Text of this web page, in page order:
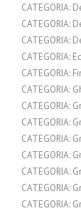
CATEGORIA:
CATEGORIA:
CATEGORIA:
CATEGORIA:
CATEGORIA:
CATEGORIA:
CATEGORIA:
CATEGORIA:
CATEGORIA:
CATEGORIA:
CATEGORIA:
CATEGORIA:
CATEGORIA: